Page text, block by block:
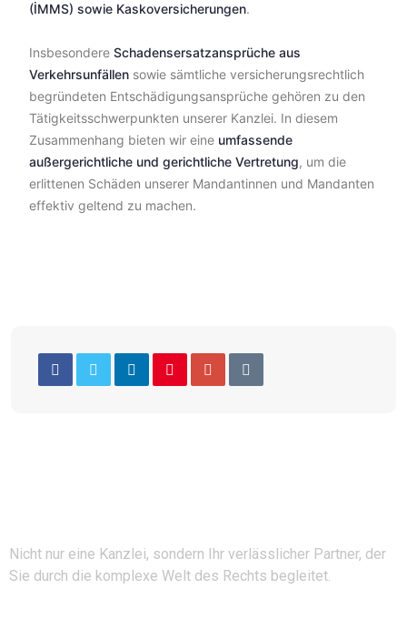
(İMMS) sowie Kaskoversicherungen.
Insbesondere Schadensersatzansprüche aus
Verkehrsunfällen sowie sämtliche versicherungsrechtlich
begründeten Entschädigungsansprüche gehören zu den
Tätigkeitsschwerpunkten unserer Kanzlei. In diesem
Zusammenhang bieten wir eine umfassende
außergerichtliche und gerichtliche Vertretung, um die
erlittenen Schäden unserer Mandantinnen und Mandanten
effektiv geltend zu machen.
Nicht nur eine Kanzlei, sondern Ihr verlässlicher Partner, der
Sie durch die komplexe Welt des Rechts begleitet.